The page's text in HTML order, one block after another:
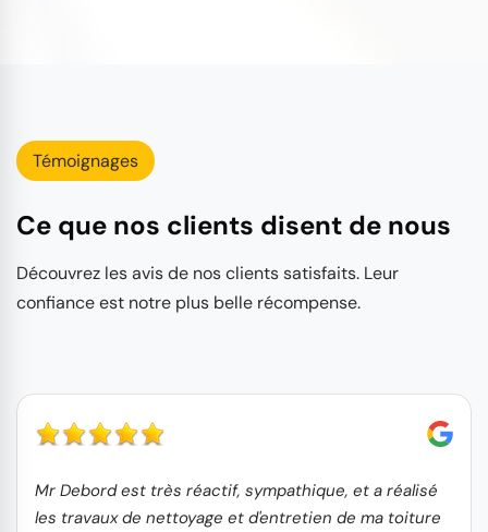
Témoignages
Ce que nos clients disent de nous
Découvrez les avis de nos clients satisfaits. Leur
confiance est notre plus belle récompense.
Mr Debord est très réactif, sympathique, et a réalisé
les travaux de nettoyage et d'entretien de ma toiture